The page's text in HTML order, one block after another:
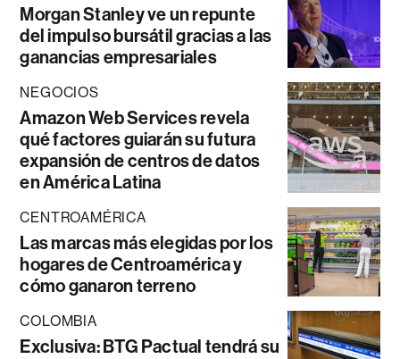
Morgan Stanley ve un repunte
del impulso bursátil gracias a las
ganancias empresariales
NEGOCIOS
Amazon Web Services revela
qué factores guiarán su futura
expansión de centros de datos
en América Latina
CENTROAMÉRICA
Las marcas más elegidas por los
hogares de Centroamérica y
cómo ganaron terreno
COLOMBIA
Exclusiva: BTG Pactual tendrá su